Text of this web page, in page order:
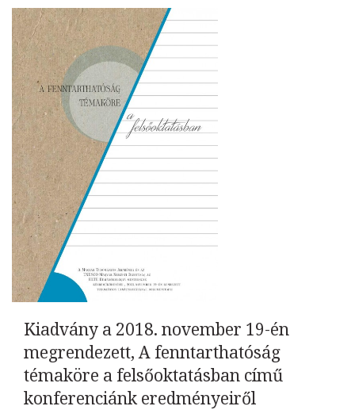
Kiadvány a 2018. november 19-én
megrendezett, A fenntarthatóság
témaköre a felsőoktatásban című
konferenciánk eredményeiről